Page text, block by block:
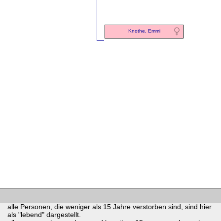
Knothe, Emmi
alle Personen, die weniger als 15 Jahre verstorben sind, sind hier
als "lebend" dargestellt.